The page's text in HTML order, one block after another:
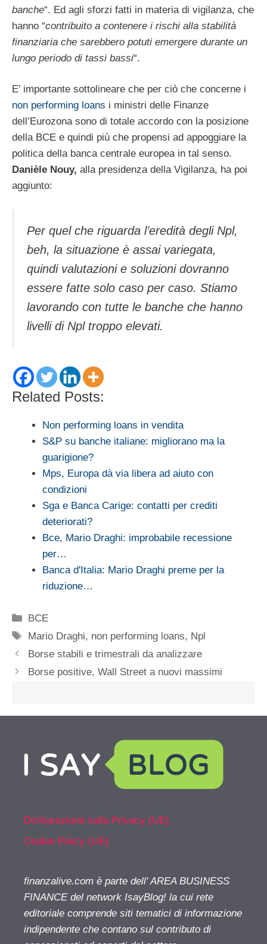
banche“. Ed agli sforzi fatti in materia di vigilanza, che
hanno “contribuito a contenere i rischi alla stabilità
finanziaria che sarebbero potuti emergere durante un
lungo periodo di tassi bassi“.
E’ importante sottolineare che per ciò che concerne i
non performing loans i ministri delle Finanze
dell’Eurozona sono di totale accordo con la posizione
della BCE e quindi più che propensi ad appoggiare la
politica della banca centrale europea in tal senso.
Danièle Nouy, alla presidenza della Vigilanza, ha poi
aggiunto:
Per quel che riguarda l’eredità degli Npl,
beh, la situazione è assai variegata,
quindi valutazioni e soluzioni dovranno
essere fatte solo caso per caso. Stiamo
lavorando con tutte le banche che hanno
livelli di Npl troppo elevati.
Related Posts:
Non performing loans in vendita
S&P su banche italiane: migliorano ma la
guarigione?
Mps, Europa dà via libera ad aiuto con
condizioni
Sga e Banca Carige: contatti per crediti
deteriorati?
Bce, Mario Draghi: improbabile recessione
per…
Banca d'Italia: Mario Draghi preme per la
riduzione…
Categorie
BCE
Tag
Mario Draghi, non performing loans, Npl
Borse stabili e trimestrali da analizzare
Borse positive, Wall Street a nuovi massimi
Dichiarazione sulla Privacy (UE)
Cookie Policy (UE)
finanzalive.com è parte dell' AREA BUSINESS
FINANCE del network IsayBlog! la cui rete
editoriale comprende siti tematici di informazione
indipendente che contano sul contributo di